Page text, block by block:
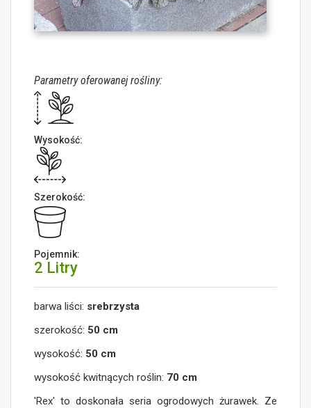
Parametry oferowanej rośliny:
Wysokość:
Szerokość:
Pojemnik:
2 Litry
barwa liści: srebrzysta
szerokość: 50 cm
wysokość: 50 cm
wysokość kwitnących roślin: 70 cm
'Rex' to doskonała seria ogrodowych żurawek. Ze